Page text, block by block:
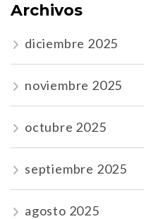
Archivos
diciembre 2025
noviembre 2025
octubre 2025
septiembre 2025
agosto 2025